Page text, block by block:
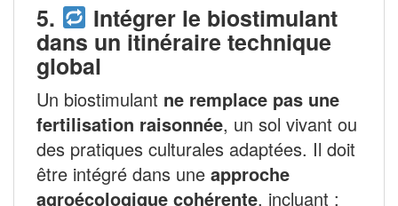
5. Intégrer le biostimulant
dans un itinéraire technique
global
Un biostimulant ne remplace pas une
fertilisation raisonnée, un sol vivant ou
des pratiques culturales adaptées. Il doit
être intégré dans une approche
agroécologique cohérente, incluant :